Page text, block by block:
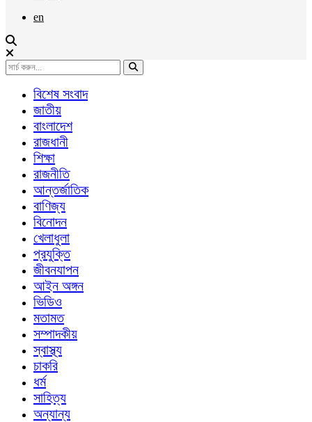
en
বিশেষ সংবাদ
জাতীয়
বাংলাদেশ
রাজধানী
শিক্ষা
রাজনীতি
আন্তর্জাতিক
বাণিজ্য
বিনোদন
খেলাধুলা
প্রযুক্তি
জীবনযাপন
আইন অঙ্গন
ভিডিও
মতামত
সম্পাদকীয়
স্বাস্থ্য
চাকরি
ধর্ম
সাহিত্য
অন্যান্য